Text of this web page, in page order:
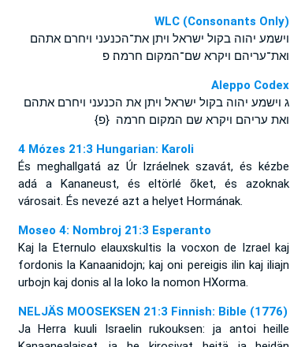
WLC (Consonants Only)
וישמע יהוה בקול ישראל ויתן את־הכנעני ויחרם אתהם
ואת־עריהם ויקרא שם־המקום חרמה׃ פ
Aleppo Codex
ג וישמע יהוה בקול ישראל ויתן את הכנעני ויחרם אתהם
ואת עריהם ויקרא שם המקום חרמה {פ}
4 Mózes 21:3 Hungarian: Karoli
És meghallgatá az Úr Izráelnek szavát, és kézbe
adá a Kananeust, és eltörlé õket, és azoknak
városait. És nevezé azt a helyet Hormának.
Moseo 4: Nombroj 21:3 Esperanto
Kaj la Eternulo elauxskultis la vocxon de Izrael kaj
fordonis la Kanaanidojn; kaj oni pereigis ilin kaj iliajn
urbojn kaj donis al la loko la nomon HXorma.
NELJÄS MOOSEKSEN 21:3 Finnish: Bible (1776)
Ja Herra kuuli Israelin rukouksen: ja antoi heille